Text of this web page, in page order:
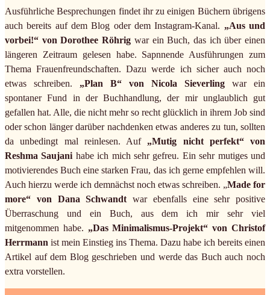
Ausführliche Besprechungen findet ihr zu einigen Büchern übrigens
auch bereits auf dem Blog oder dem Instagram-Kanal. „Aus und
vorbei!“ von Dorothee Röhrig war ein Buch, das ich über einen
längeren Zeitraum gelesen habe. Sapnnende Ausführungen zum
Thema Frauenfreundschaften. Dazu werde ich sicher auch noch
etwas schreiben. „Plan B“ von Nicola Sieverling war ein
spontaner Fund in der Buchhandlung, der mir unglaublich gut
gefallen hat. Alle, die nicht mehr so recht glücklich in ihrem Job sind
oder schon länger darüber nachdenken etwas anderes zu tun, sollten
da unbedingt mal reinlesen. Auf „Mutig nicht perfekt“ von
Reshma Saujani habe ich mich sehr gefreu. Ein sehr mutiges und
motivierendes Buch eine starken Frau, das ich gerne empfehlen will.
Auch hierzu werde ich demnächst noch etwas schreiben. „Made for
more“ von Dana Schwandt war ebenfalls eine sehr positive
Überraschung und ein Buch, aus dem ich mir sehr viel
mitgenommen habe. „Das Minimalismus-Projekt“ von Christof
Herrmann ist mein Einstieg ins Thema. Dazu habe ich bereits einen
Artikel auf dem Blog geschrieben und werde das Buch auch noch
extra vorstellen.